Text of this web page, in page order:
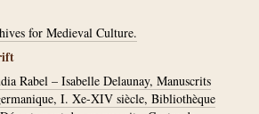
for Medieval Culture.
Rabel – Isabelle Delaunay, Manuscrits
I. Xe-XIV siècle, Bibliothèque